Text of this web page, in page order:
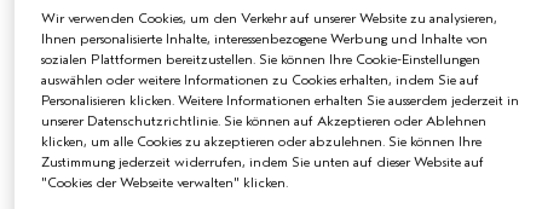
Gesichtsserum reduziert deutlich feine Linien und Falten und
verbessert die Elastizität der Haut, während es gleichzeitig
modelliert und strafft – sieh dir die Ergebnisse unten an. Das
aus Pflanzen gewonnene vegane Phytotech-Kollagen füllt die
Haut mit Feuchtigkeit auf. Vitamin C wirkt synergetisch mit
unserem Vegan Peptide Complex, um die sichtbaren
Anzeichen von Kollagenverlust zu reduzieren.
GEEIGNET FÜR
Für alle Hauttypen, auch für empfindliche Haut.
Wir verwenden Cookies, um den Verkehr auf unserer Website zu analysieren,
Ihnen personalisierte Inhalte, interessenbezogene Werbung und Inhalte von
sozialen Plattformen bereitzustellen. Sie können Ihre Cookie-Einstellungen
auswählen oder weitere Informationen zu Cookies erhalten, indem Sie auf
Personalisieren klicken. Weitere Informationen erhalten Sie ausserdem jederzeit in
unserer Datenschutzrichtlinie. Sie können auf Akzeptieren oder Ablehnen
klicken, um alle Cookies zu akzeptieren oder abzulehnen. Sie können Ihre
Zustimmung jederzeit widerrufen, indem Sie unten auf dieser Website auf
"Cookies der Webseite verwalten" klicken.